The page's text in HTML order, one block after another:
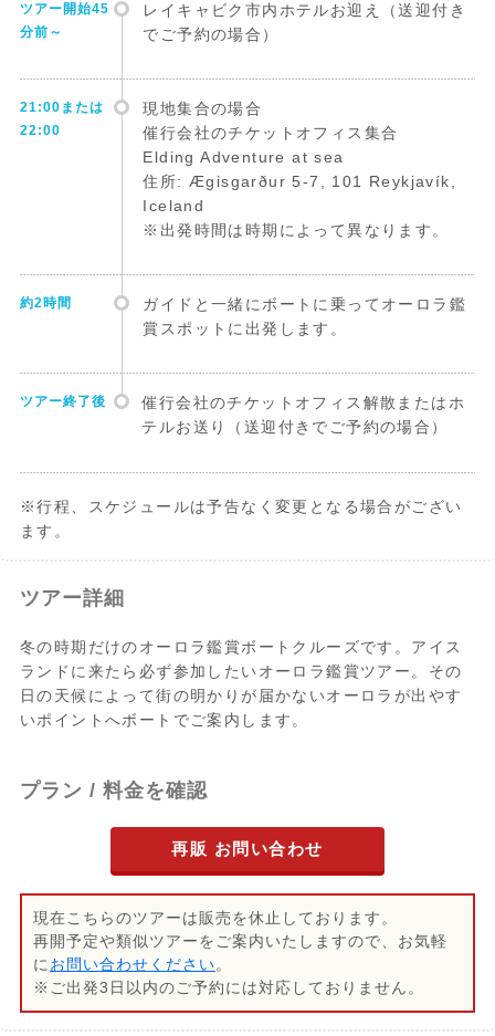
ツアー開始45
分前～
レイキャビク市内ホテルお迎え（送迎付き
でご予約の場合）
21:00または
22:00
現地集合の場合
催行会社のチケットオフィス集合
Elding Adventure at sea
住所: Ægisgarður 5-7, 101 Reykjavík,
Iceland
※出発時間は時期によって異なります。
約2時間
ガイドと一緒にボートに乗ってオーロラ鑑
賞スポットに出発します。
ツアー終了後
催行会社のチケットオフィス解散またはホ
テルお送り（送迎付きでご予約の場合）
※行程、スケジュールは予告なく変更となる場合がござい
ます。
ツアー詳細
冬の時期だけのオーロラ鑑賞ボートクルーズです。アイス
ランドに来たら必ず参加したいオーロラ鑑賞ツアー。その
日の天候によって街の明かりが届かないオーロラが出やす
いポイントへボートでご案内します。
プラン / 料金を確認
再販 お問い合わせ
現在こちらのツアーは販売を休止しております。
再開予定や類似ツアーをご案内いたしますので、お気軽
にお問い合わせください。
※ご出発3日以内のご予約には対応しておりません。